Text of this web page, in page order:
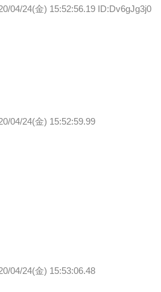
04/24(金) 15:52:56.19 ID:Dv6gJg3j0
04/24(金) 15:52:59.99
04/24(金) 15:53:06.48